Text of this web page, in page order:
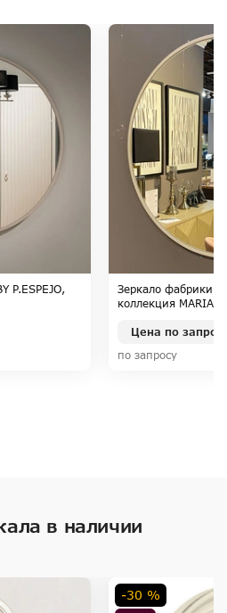
P.ESPEJO,
Зеркало фабрики
коллекция MARIA
Цена по
по запросу
в наличии
-30 %